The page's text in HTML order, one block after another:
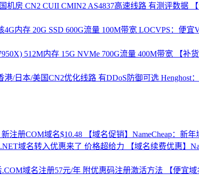
LOCVPS：便宜
【补
Henghost
【域名促销】NameCheap：新
【域名续费优惠】
【便宜